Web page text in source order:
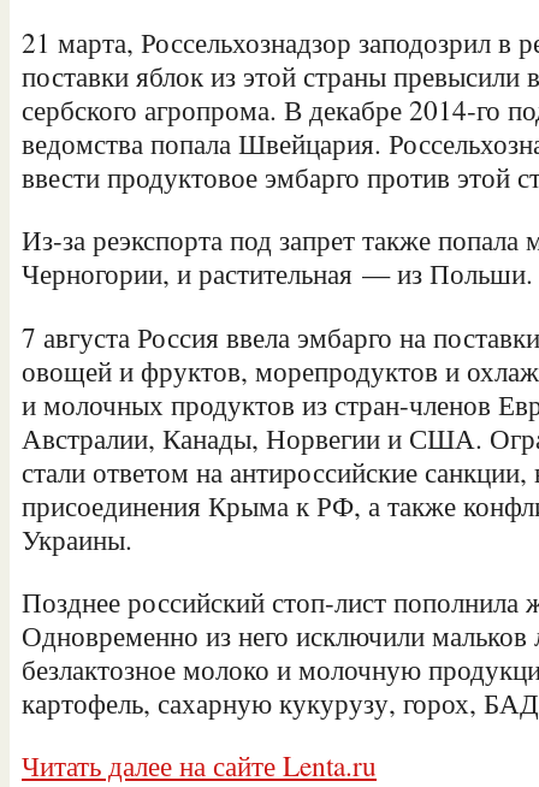
21 марта, Россельхознадзор заподозрил
поставки яблок из этой страны превысили
сербского агропрома. В декабре 2014-го
ведомства попала Швейцария.
ввести продуктовое эмбарго против этой
Из-за реэкспорта под запрет также попала
Черногории, и растительная — из Польши.
7 августа Россия ввела эмбарго на
овощей и фруктов, морепродуктов и
и молочных продуктов из стран-членов
Австралии, Канады, Норвегии и США.
стали ответом на антироссийские санкции,
присоединения Крыма к РФ, а также
Украины.
Позднее российский стоп-лист пополнила
Одновременно из него исключили
безлактозное молоко и молочную
картофель, сахарную кукурузу, горох,
Читать далее на сайте Lenta.ru